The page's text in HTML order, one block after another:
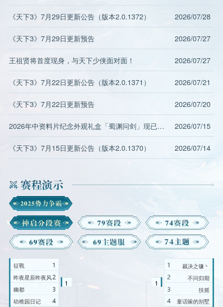
《天下3》7月29日更新公告（版本2.0.1372） 2026/07/28
《天下3》7月29日更新预告 2026/07/27
王祖贤将首度现身，与天下少侠面对面！ 2026/07/27
《天下3》7月22日更新公告（版本2.0.1371） 2026/07/21
《天下3》7月22日更新预告 2026/07/20
2026年中资料片纪念外观礼盒「蜀渊问剑」现已上线！2026/07/15
《天下3》7月15日更新公告（版本2.0.1370） 2026/07/14
征戰
昨夜星辰昨夜风
幽都
幼稚园日记
裁决之镰丶
不问归期
扶摇
童话哚的别墅
1 1